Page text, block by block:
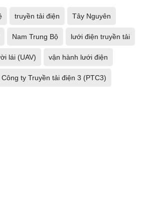
truyền tải điện Tây Nguyên
Nam Trung Bộ lưới điện truyền tải
lái (UAV) vận hành lưới điện
Công ty Truyền tải điện 3 (PTC3)